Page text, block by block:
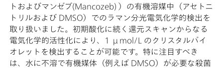
トおよびマンゼブ(Mancozeb) ）の有機溶媒中（アセトニ
トリルおよび DMSO）でのラマン分光電気化学的検出を
取り扱いました。初期酸化に続く還元スキャンからなる
電気化学的活性化により、1 μmol/L のクリスタルバイ
オレットを検出することが可能です。特に注目すべき
は、水に不溶で有機媒体（例えば DMSO）が必要な殺菌